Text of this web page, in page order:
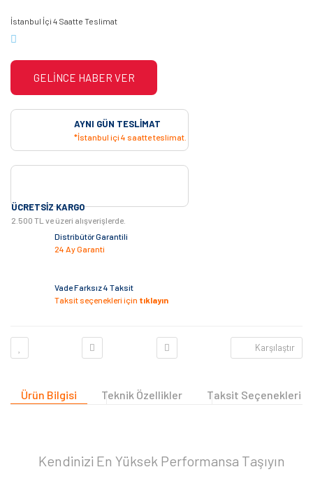
İstanbul İçi 4 Saatte Teslimat
GELİNCE HABER VER
AYNI GÜN TESLIMAT
*İstanbul içi 4 saatte teslimat.
ÜCRETSIZ KARGO
2.500 TL ve üzeri alışverişlerde.
Distribütör Garantili
24 Ay Garanti
Vade Farksız 4 Taksit
Taksit seçenekleri için tıklayın
Karşılaştır
Ürün Bilgisi Teknik Özellikler Taksit Seçenekleri
Kendinizi En Yüksek Performansa Taşıyın